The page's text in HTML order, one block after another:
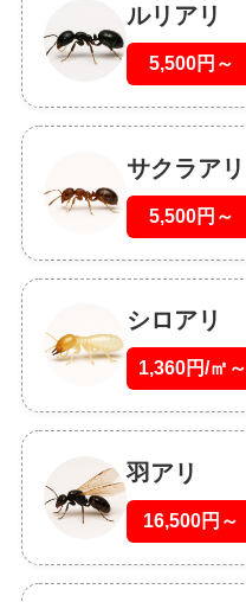
ルリアリ
5,500円～
サクラアリ
5,500円～
シロアリ
1,360円/㎡～
羽アリ
16,500円～